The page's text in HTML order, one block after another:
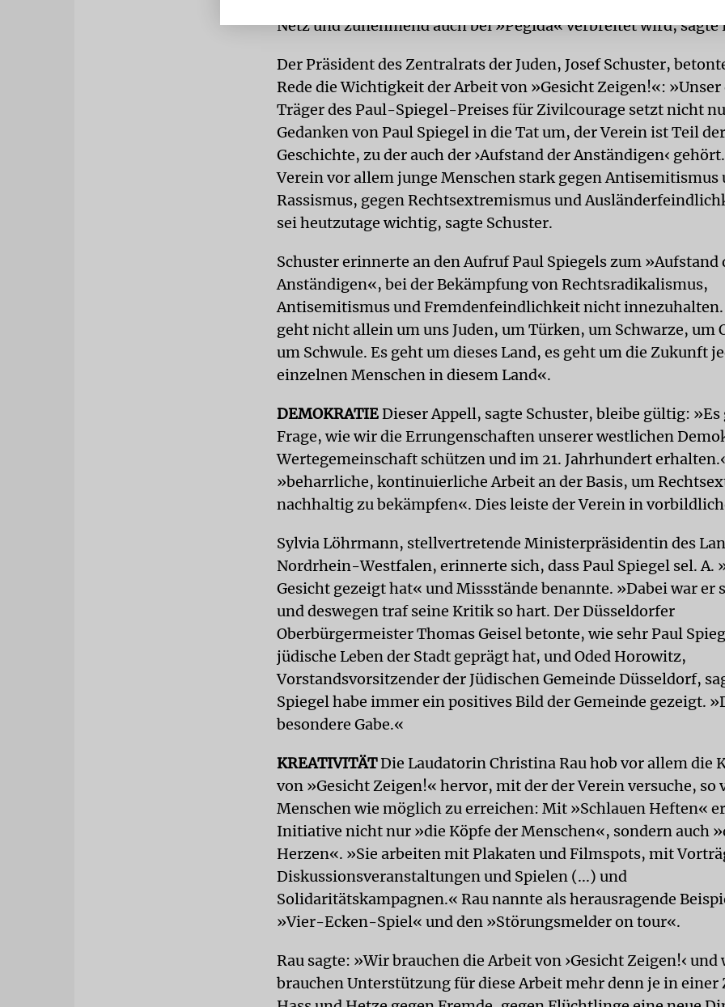
Netz und zunehmend auch bei »Pegida« verbreitet wird, sagte
Der Präsident des Zentralrats der Juden, Josef Schuster,
Rede die Wichtigkeit der Arbeit von »Gesicht Zeigen!«:
Träger des Paul-Spiegel-Preises für Zivilcourage setzt nicht
Gedanken von Paul Spiegel in die Tat um, der Verein ist Teil der
Geschichte, zu der auch der ›Aufstand der Anständigen‹
Verein vor allem junge Menschen stark gegen Antisemitismus
Rassismus, gegen Rechtsextremismus und
sei heutzutage wichtig, sagte Schuster.
Schuster erinnerte an den Aufruf Paul Spiegels zum »Aufstand
Anständigen«, bei der Bekämpfung von Rechtsradikalismus,
Antisemitismus und Fremdenfeindlichkeit nicht innezuhalten.
geht nicht allein um uns Juden, um Türken, um Schwarze, um
um Schwule. Es geht um dieses Land, es geht um die Zukunft
einzelnen Menschen in diesem Land«.
DEMOKRATIEDieser Appell, sagte Schuster, bleibe gültig: »Es
Frage, wie wir die Errungenschaften unserer westlichen
Wertegemeinschaft schützen und im 21. Jahrhundert
»beharrliche, kontinuierliche Arbeit an der Basis, um
nachhaltig zu bekämpfen«. Dies leiste der Verein in
Sylvia Löhrmann, stellvertretende Ministerpräsidentin des
Nordrhein-Westfalen, erinnerte sich, dass Paul Spiegel sel. A.
Gesicht gezeigt hat« und Missstände benannte. »Dabei war er
und deswegen traf seine Kritik so hart. Der Düsseldorfer
Oberbürgermeister Thomas Geisel betonte, wie sehr Paul
jüdische Leben der Stadt geprägt hat, und Oded Horowitz,
Vorstandsvorsitzender der Jüdischen Gemeinde Düsseldorf,
Spiegel habe immer ein positives Bild der Gemeinde gezeigt.
besondere Gabe.«
KREATIVITÄTDie Laudatorin Christina Rau hob vor allem die
von »Gesicht Zeigen!« hervor, mit der der Verein versuche, so
Menschen wie möglich zu erreichen: Mit »Schlauen Heften«
Initiative nicht nur »die Köpfe der Menschen«, sondern auch
Herzen«. »Sie arbeiten mit Plakaten und Filmspots, mit
Diskussionsveranstaltungen und Spielen (...) und
Solidaritätskampagnen.« Rau nannte als herausragende
»Vier-Ecken-Spiel« und den »Störungsmelder on tour«.
Rau sagte: »Wir brauchen die Arbeit von ›Gesicht Zeigen!‹ und
brauchen Unterstützung für diese Arbeit mehr denn je in einer